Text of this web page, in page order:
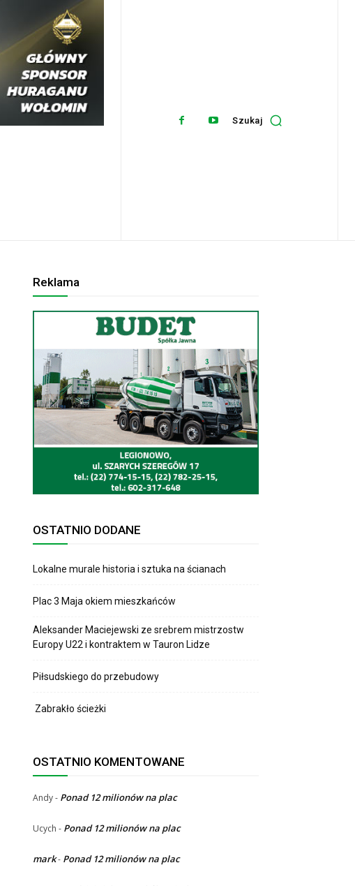
Szukaj
Reklama
OSTATNIO DODANE
Lokalne murale historia i sztuka na ścianach
Plac 3 Maja okiem mieszkańców
Aleksander Maciejewski ze srebrem mistrzostw
Europy U22 i kontraktem w Tauron Lidze
Piłsudskiego do przebudowy
Zabrakło ścieżki
OSTATNIO KOMENTOWANE
Andy- Ponad 12 milionów na plac
Ucych - Ponad 12 milionów na plac
mark- Ponad 12 milionów na plac